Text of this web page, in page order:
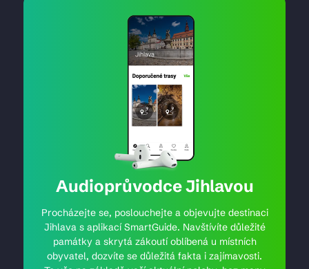
Audioprůvodce Jihlavou
Procházejte se, poslouchejte a objevujte destinaci
Jihlava s aplikací SmartGuide. Navštívíte důležité
památky a skrytá zákoutí oblíbená u místních
obyvatel, dozvíte se důležitá fakta i zajímavosti.